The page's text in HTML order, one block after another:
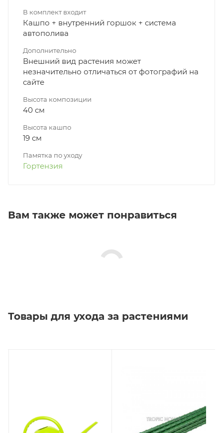
В комплект входит
Кашпо + внутренний горшок + система
автополива
Дополнительно
Внешний вид растения может
незначительно отличаться от фотографий на
сайте
Высота композиции
40 см
Высота кашпо
19 см
Памятка по уходу
Гортензия
Вам также может понравиться
Товары для ухода за растениями